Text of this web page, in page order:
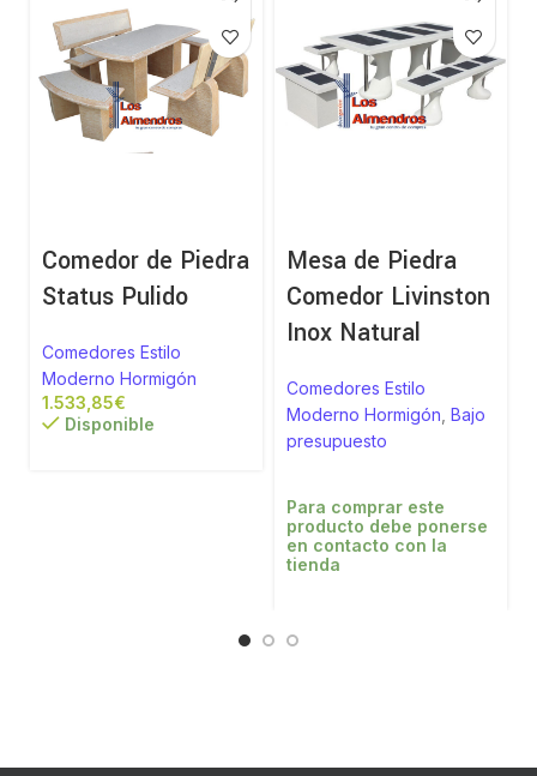
Comedor de Piedra
Status Pulido
Comedores Estilo
Moderno Hormigón
€
Disponible
Mesa de Piedra
Comedor Livinston
Inox Natural
Comedores Estilo
Moderno Hormigón Bajo
presupuesto
Para comprar este
producto debe ponerse
en contacto con la
tienda